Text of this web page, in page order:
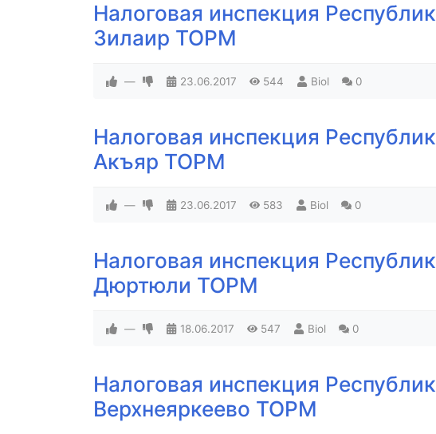
Налоговая инспекция
Зилаир ТОРМ
— 23.06.2017 544 Biol 0
Налоговая инспекция
Акъяр ТОРМ
— 23.06.2017 583 Biol 0
Налоговая инспекция
Дюртюли ТОРМ
— 18.06.2017 547 Biol 0
Налоговая инспекция
Верхнеяркеево ТОРМ